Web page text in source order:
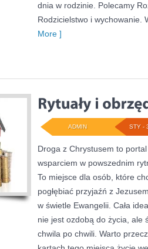
dnia w rodzinie. Polecamy
Rodzicielstwo i wychowanie.
More ]
STY -
ADMIN
Droga z Chrystusem to
wsparciem w powszednim
To miejsce dla osób, które
pogłębiać przyjaźń z
w świetle Ewangelii. Cała
nie jest ozdobą do życia, ale
chwila po chwili. Warto